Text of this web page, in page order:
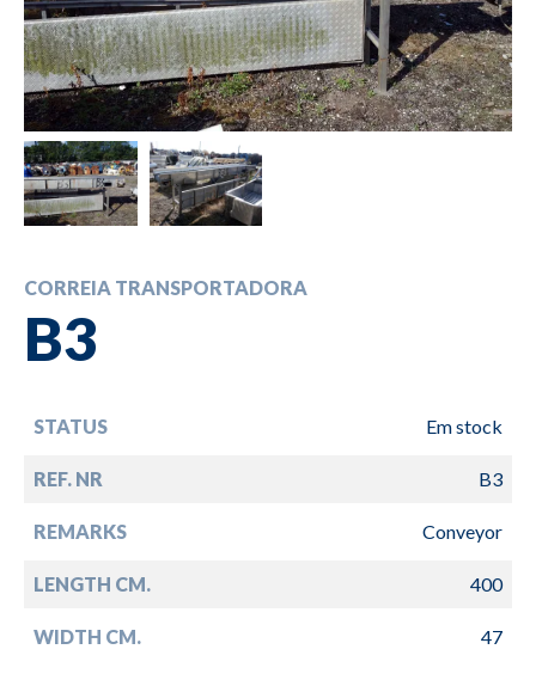
CORREIA TRANSPORTADORA
B3
STATUS Em stock
REF. NR B3
REMARKS Conveyor
LENGTH CM. 400
WIDTH CM. 47